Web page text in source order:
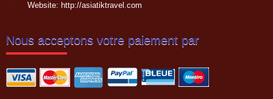
Website: http://asiatiktravel.com
Nous acceptons votre paiement par